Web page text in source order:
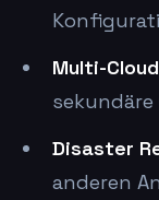
Multi-
Disaster
anderen